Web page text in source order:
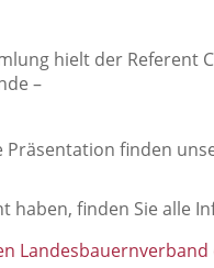
hielt der Referent
–
finden
haben, finden Sie alle
Landesbauernverband